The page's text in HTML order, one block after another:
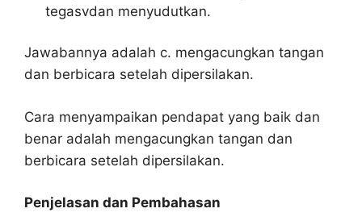
tegasvdan menyudutkan.
Jawabannya adalah c. mengacungkan tangan
dan berbicara setelah dipersilakan.
Cara menyampaikan pendapat yang baik dan
benar adalah mengacungkan tangan dan
berbicara setelah dipersilakan.
Penjelasan dan Pembahasan